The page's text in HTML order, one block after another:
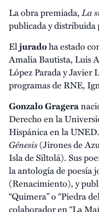
La obra premiada,La
publicada y
Eljuradoha estado
Amalia Bautista, Luis
López Parada y Javier
programas de RNE,
Gonzalo Gragera
Derecho en la
Hispánica en la
Génesis(Jirones de
Isla de Siltolá). Sus
la antología de poesía
(Renacimiento), y
“Quimera” o “Piedra
colaborador en “La